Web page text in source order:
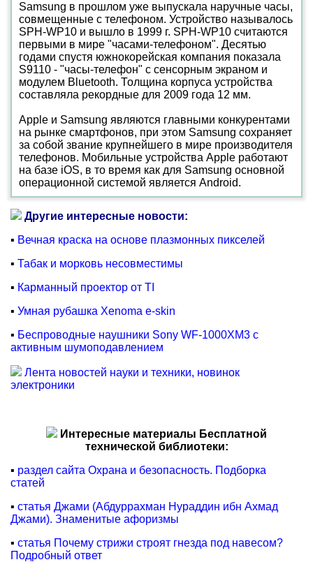
Samsung в прошлом уже выпускала наручные часы,
совмещенные с телефоном. Устройство называлось
SPH-WP10 и вышло в 1999 г. SPH-WP10 считаются
первыми в мире "часами-телефоном". Десятью
годами спустя южнокорейская компания показала
S9110 - "часы-телефон" с сенсорным экраном и
модулем Bluetooth. Толщина корпуса устройства
составляла рекордные для 2009 года 12 мм.
Apple и Samsung являются главными конкурентами
на рынке смартфонов, при этом Samsung сохраняет
за собой звание крупнейшего в мире производителя
телефонов. Мобильные устройства Apple работают
на базе iOS, в то время как для Samsung основной
операционной системой является Android.
Другие интересные новости:
▪ Вечная краска на основе плазмонных пикселей
▪ Табак и морковь несовместимы
▪ Карманный проектор от TI
▪ Умная рубашка Xenoma e-skin
▪ Беспроводные наушники Sony WF-1000XM3 с
активным шумоподавлением
Лента новостей науки и техники, новинок
электроники
Интересные материалы Бесплатной
технической библиотеки:
▪ раздел сайта Охрана и безопасность. Подборка
статей
▪ статья Джами (Абдуррахман Нураддин ибн Ахмад
Джами). Знаменитые афоризмы
▪ статья Почему стрижи строят гнезда под навесом?
Подробный ответ